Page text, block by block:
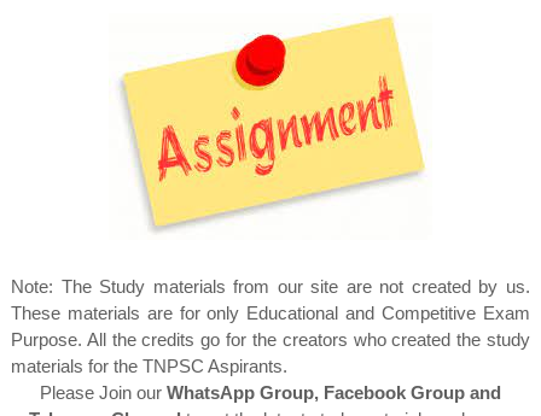
Note: The Study materials from our site are not created by us.
These materials are for only Educational and Competitive Exam
Purpose. All the credits go for the creators who created the study
materials for the TNPSC Aspirants.
Please Join our WhatsApp Group, Facebook Group and